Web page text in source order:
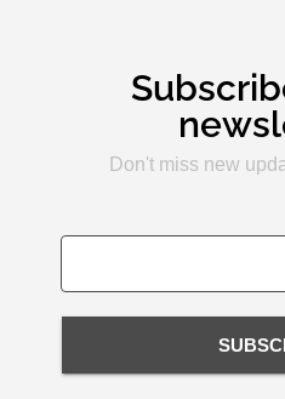
Don't miss new